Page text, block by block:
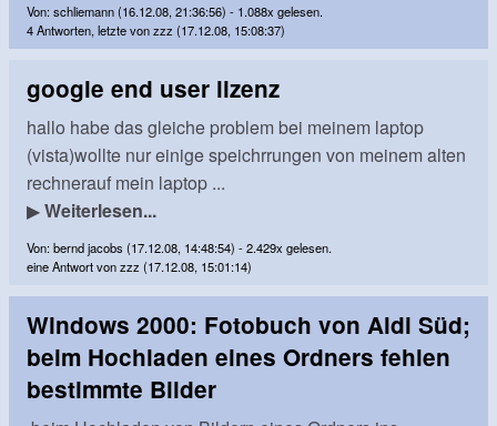
Von: schliemann (16.12.08, 21:36:56) - 1.088x gelesen.
4 Antworten, letzte von zzz (17.12.08, 15:08:37)
google end user lizenz
hallo habe das gleiche problem bei meinem laptop
(vista)wollte nur einige speichrrungen von meinem alten
rechnerauf mein laptop ...
▶Weiterlesen...
Von: bernd jacobs (17.12.08, 14:48:54) - 2.429x gelesen.
eine Antwort von zzz (17.12.08, 15:01:14)
Windows 2000: Fotobuch von Aldi Süd;
beim Hochladen eines Ordners fehlen
bestimmte Bilder